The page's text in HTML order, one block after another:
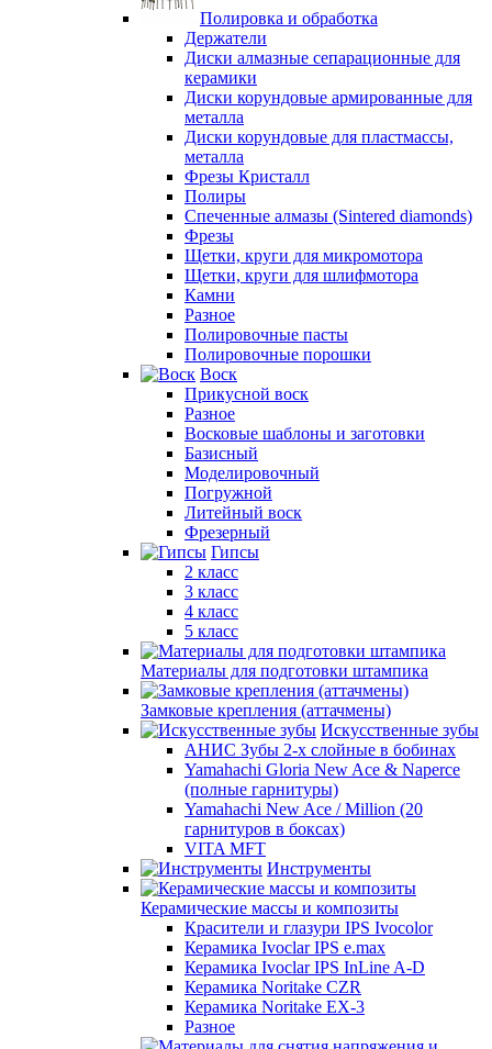
Полировка и обработка
Держатели
Диски алмазные сепарационные для
керамики
Диски корундовые армированные для
металла
Диски корундовые для пластмассы,
металла
Фрезы Кристалл
Полиры
Спеченные алмазы (Sintered diamonds)
Фрезы
Щетки, круги для микромотора
Щетки, круги для шлифмотора
Камни
Разное
Полировочные пасты
Полировочные порошки
Воск
Прикусной воск
Разное
Восковые шаблоны и заготовки
Базисный
Моделировочный
Погружной
Литейный воск
Фрезерный
Гипсы
2 класс
3 класс
4 класс
5 класс
Материалы для подготовки штампика
Замковые крепления (аттачмены)
Искусственные зубы
АНИС Зубы 2-х слойные в бобинах
Yamahachi Gloria New Ace & Naperce
(полные гарнитуры)
Yamahachi New Ace / Million (20
гарнитуров в боксах)
VITA MFT
Инструменты
Керамические массы и композиты
Красители и глазури IPS Ivocolor
Керамика Ivoclar IPS e.max
Керамика Ivoclar IPS InLine A-D
Керамика Noritake CZR
Керамика Noritake EX-3
Разное